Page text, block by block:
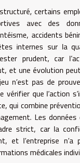
certains
avec des
accidents
internes sur la
prudent, car
et une évolution
n’est pas de
que l’action
qui combine
Les données
strict, car la
et l’entreprise
médicales